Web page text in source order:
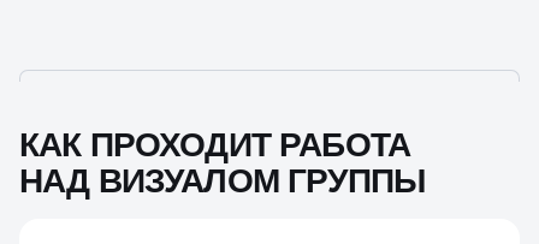
КАК ПРОХОДИТ РАБОТА
НАД ВИЗУАЛОМ ГРУППЫ